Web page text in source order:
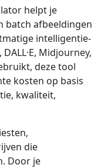
helpt je
batch afbeeldingen
intelligentie-
Midjourney,
deze tool
kosten op basis
kwaliteit,
die
Door je